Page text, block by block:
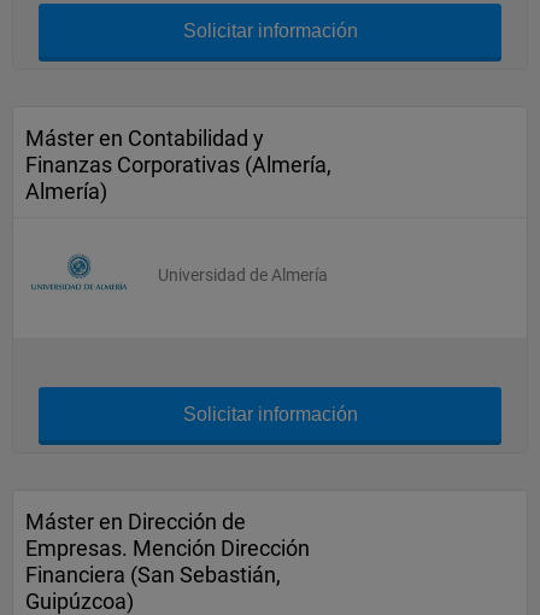
Solicitar información
Máster en Contabilidad y
Finanzas Corporativas (Almería,
Almería)
Universidad de Almería
Solicitar información
Máster en Dirección de
Empresas. Mención Dirección
Financiera (San Sebastián,
Guipúzcoa)